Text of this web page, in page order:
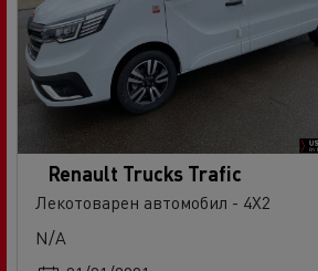
Renault Trucks Trafic
Лекотоварен автомобил - 4X2
N/A